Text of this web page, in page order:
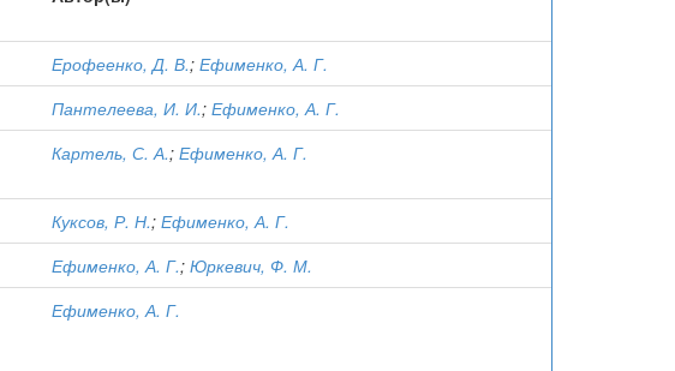
Ерофеенко, Д. В.; Ефименко, А. Г.
Пантелеева, И. И.; Ефименко, А. Г.
Картель, С. А.; Ефименко, А. Г.
Куксов, Р. Н.; Ефименко, А. Г.
Ефименко, А. Г.; Юркевич, Ф. М.
Ефименко, А. Г.